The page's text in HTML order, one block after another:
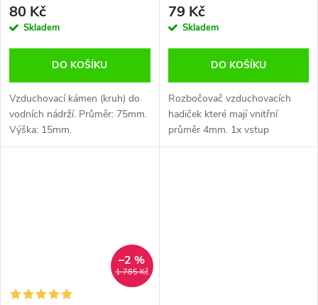
80 Kč
Skladem
DO KOŠÍKU
Vzduchovací kámen (kruh) do
vodních nádrží. Průměr: 75mm.
Výška: 15mm.
79 Kč
Skladem
DO KOŠÍKU
Rozbočovač vzduchovacích
hadiček které mají vnitřní
průměr 4mm. 1x vstup
vzduchu do rozdělovače
1 785 Kč
–2 %